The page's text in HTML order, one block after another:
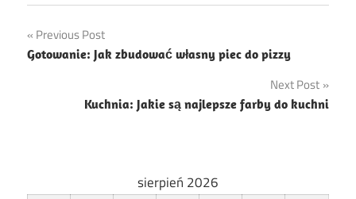
Nawigacja
wpisu
Previous Post
Gotowanie: Jak zbudować własny piec do pizzy
Next Post
Kuchnia: Jakie są najlepsze farby do kuchni
sierpień 2026